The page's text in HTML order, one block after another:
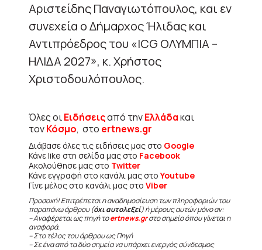
Αριστείδης Παναγιωτόπουλος, και εν
συνεχεία ο Δήμαρχος Ήλιδας και
Αντιπρόεδρος του «ICG ΟΛΥΜΠΙΑ –
ΗΛΙΔΑ 2027», κ. Χρήστος
Χριστοδουλόπουλος.
Όλες οιΕιδήσειςαπό τηνΕλλάδακαι
τονΚόσμο, στο ertnews.gr
Διάβασε όλες τις ειδήσεις μας στο Google
Κάνε like στη σελίδα μας στο Facebook
Ακολούθησε μας στο Twitter
Κάνε εγγραφή στο κανάλι μας στοYoutube
Γίνε μέλος στο κανάλι μας στο Viber
Προσοχή! Επιτρέπεται η αναδημοσίευση των πληροφοριών του
παραπάνω άρθρου (όχι αυτολεξεί) ή μέρους αυτών μόνο αν:
– Αναφέρεται ως πηγή τοertnews.grστο σημείο όπου γίνεται η
αναφορά.
– Στο τέλος του άρθρου ως Πηγή
– Σε ένα από τα δύο σημεία να υπάρχει ενεργός σύνδεσμος